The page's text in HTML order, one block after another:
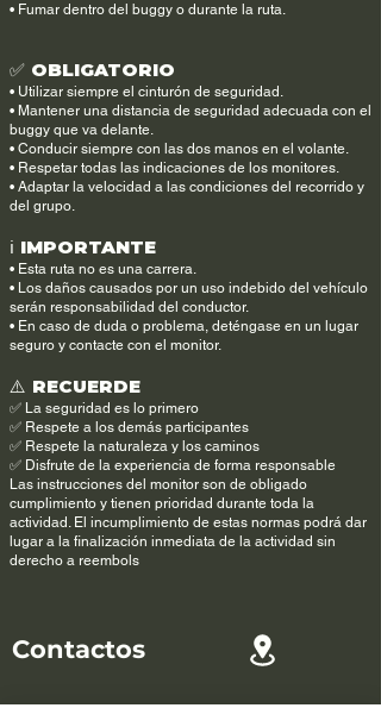
• Fumar dentro del buggy o durante la ruta.
✅ OBLIGATORIO
• Utilizar siempre el cinturón de seguridad.
• Mantener una distancia de seguridad adecuada con el
buggy que va delante.
• Conducir siempre con las dos manos en el volante.
• Respetar todas las indicaciones de los monitores.
• Adaptar la velocidad a las condiciones del recorrido y
del grupo.
ℹ️ IMPORTANTE
• Esta ruta no es una carrera.
• Los daños causados por un uso indebido del vehículo
serán responsabilidad del conductor.
• En caso de duda o problema, deténgase en un lugar
seguro y contacte con el monitor.
⚠️ RECUERDE
✅ La seguridad es lo primero
✅ Respete a los demás participantes
✅ Respete la naturaleza y los caminos
✅ Disfrute de la experiencia de forma responsable
Las instrucciones del monitor son de obligado
cumplimiento y tienen prioridad durante toda la
actividad. El incumplimiento de estas normas podrá dar
lugar a la finalización inmediata de la actividad sin
derecho a reembols
Contactos